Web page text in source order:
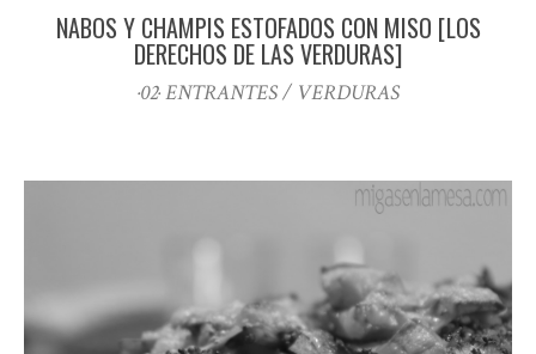
NABOS Y CHAMPIS ESTOFADOS CON MISO [LOS
DERECHOS DE LAS VERDURAS]
·02· ENTRANTES / VERDURAS